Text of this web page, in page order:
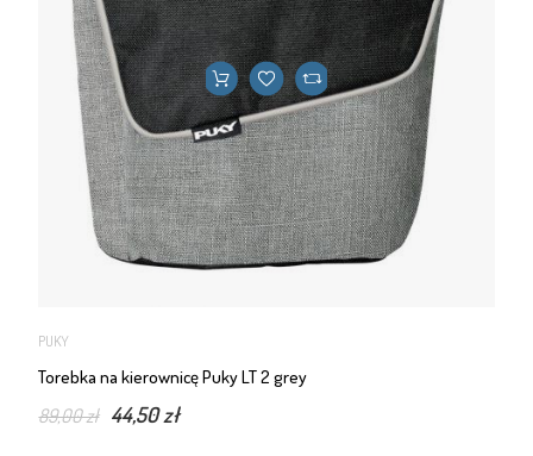
PUKY
Torebka na kierownicę Puky LT 2 grey
89,00 zł 44,50 zł